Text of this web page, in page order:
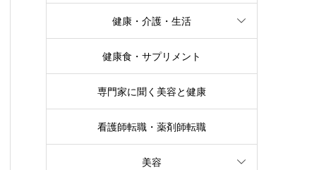
健康・介護・生活
健康食・サプリメント
専門家に聞く美容と健康
看護師転職・薬剤師転職
美容